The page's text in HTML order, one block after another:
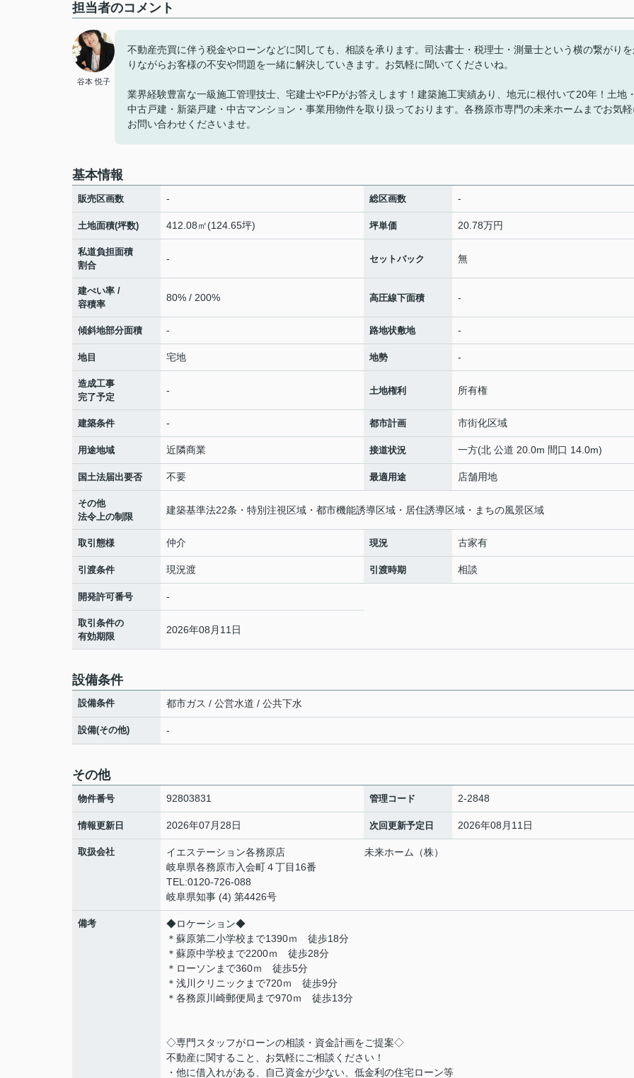
担当者のコメント
谷本 悦子
不動産売買に伴う税金やローンなどに関しても、相談を承ります。司法書士・税理士・測量士という横の繋がり
りながらお客様の不安や問題を一緒に解決していきます。お気軽に聞いてくださいね。
業界経験豊富な一級施工管理技士、宅建士やFPがお答えします！建築施工実績あり、地元に根付いて20年！土地・
中古戸建・新築戸建・中古マンション・事業用物件を取り扱っております。各務原市専門の未来ホームまでお気軽
お問い合わせくださいませ。
基本情報
販売区画数 - 総区画数 -
土地面積(坪数) 412.08㎡(124.65坪) 坪単価 20.78万円
私道負担面積
割合
- セットバック 無
建ぺい率 /
容積率
80% / 200% 高圧線下面積 -
傾斜地部分面積 - 路地状敷地 -
地目 宅地 地勢 -
造成工事
完了予定
- 土地権利 所有権
建築条件 - 都市計画 市街化区域
用途地域 近隣商業 接道状況 一方(北 公道 20.0m 間口 14.0m)
国土法届出要否 不要 最適用途 店舗用地
その他
法令上の制限
建築基準法22条・特別注視区域・都市機能誘導区域・居住誘導区域・まちの風景区域
取引態様 仲介 現況 古家有
引渡条件 現況渡 引渡時期 相談
開発許可番号 -
取引条件の
有効期限
2026年08月11日
設備条件
設備条件 都市ガス / 公営水道 / 公共下水
設備(その他) -
その他
物件番号 92803831 管理コード 2-2848
情報更新日 2026年07月28日 次回更新予定日 2026年08月11日
取扱会社
イエステーション各務原店 未来ホーム（株）
岐阜県各務原市入会町４丁目16番
TEL:0120-726-088
岐阜県知事 (4) 第4426号
備考
◆ロケーション◆
＊蘇原第二小学校まで1390ｍ 徒歩18分
＊蘇原中学校まで2200ｍ 徒歩28分
＊ローソンまで360ｍ 徒歩5分
＊浅川クリニックまで720ｍ 徒歩9分
＊各務原川崎郵便局まで970ｍ 徒歩13分
◇専門スタッフがローンの相談・資金計画をご提案◇
不動産に関すること、お気軽にご相談ください！
・他に借入れがある、自己資金が少ない、低金利の住宅ローン等